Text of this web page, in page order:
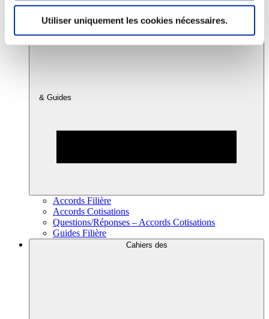
Utiliser uniquement les cookies nécessaires.
Accords
& Guides
Accords Filière
Accords Cotisations
Questions/Réponses – Accords Cotisations
Guides Filière
Cahiers des